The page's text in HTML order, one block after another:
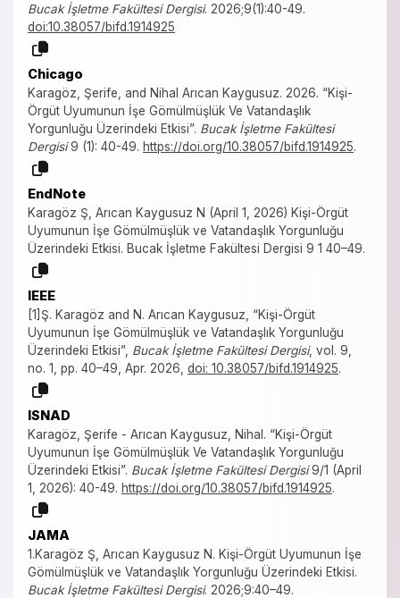
Bucak İşletme Fakültesi Dergisi. 2026;9(1):40-49.
doi:10.38057/bifd.1914925
Chicago
Karagöz, Şerife, and Nihal Arıcan Kaygusuz. 2026. “Kişi-
Örgüt Uyumunun İşe Gömülmüşlük Ve Vatandaşlık
Yorgunluğu Üzerindeki Etkisi”. Bucak İşletme Fakültesi
Dergisi9 (1): 40-49. https://doi.org/10.38057/bifd.1914925.
EndNote
Karagöz Ş, Arıcan Kaygusuz N (April 1, 2026) Kişi-Örgüt
Uyumunun İşe Gömülmüşlük ve Vatandaşlık Yorgunluğu
Üzerindeki Etkisi. Bucak İşletme Fakültesi Dergisi 9 1 40–49.
IEEE
[1]Ş. Karagöz and N. Arıcan Kaygusuz, “Kişi-Örgüt
Uyumunun İşe Gömülmüşlük ve Vatandaşlık Yorgunluğu
Üzerindeki Etkisi”, Bucak İşletme Fakültesi Dergisi, vol. 9,
no. 1, pp. 40–49, Apr. 2026, doi: 10.38057/bifd.1914925.
ISNAD
Karagöz, Şerife - Arıcan Kaygusuz, Nihal. “Kişi-Örgüt
Uyumunun İşe Gömülmüşlük Ve Vatandaşlık Yorgunluğu
Üzerindeki Etkisi”. Bucak İşletme Fakültesi Dergisi9/1 (April
1, 2026): 40-49. https://doi.org/10.38057/bifd.1914925.
JAMA
1.Karagöz Ş, Arıcan Kaygusuz N. Kişi-Örgüt Uyumunun İşe
Gömülmüşlük ve Vatandaşlık Yorgunluğu Üzerindeki Etkisi.
Bucak İşletme Fakültesi Dergisi. 2026;9:40–49.